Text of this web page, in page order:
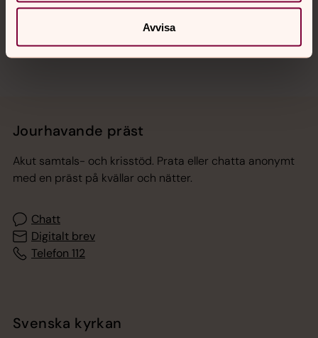
Avvisa
Jourhavande präst
Akut samtals- och krisstöd. Prata eller chatta anonymt
med en präst på kvällar och nätter.
Chatt
Digitalt brev
Telefon 112
Svenska kyrkan